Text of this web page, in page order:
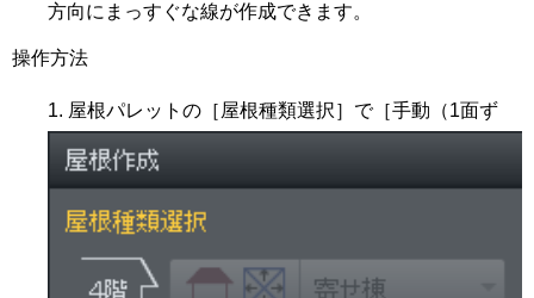
方向にまっすぐな線が作成できます。
操作方法
屋根パレットの［屋根種類選択］で［手動（1面ず